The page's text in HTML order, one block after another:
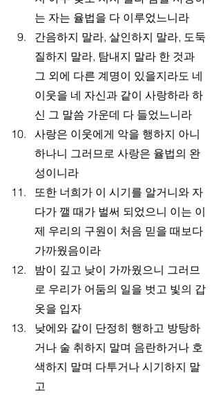
는 자는 율법을 다 이루었느니라
간음하지 말라, 살인하지 말라, 도둑
질하지 말라, 탐내지 말라 한 것과
그 외에 다른 계명이 있을지라도 네
이웃을 네 자신과 같이 사랑하라 하
신 그 말씀 가운데 다 들었느니라
사랑은 이웃에게 악을 행하지 아니
하나니 그러므로 사랑은 율법의 완
성이니라
또한 너희가 이 시기를 알거니와 자
다가 깰 때가 벌써 되었으니 이는 이
제 우리의 구원이 처음 믿을 때보다
가까웠음이라
밤이 깊고 낮이 가까웠으니 그러므
로 우리가 어둠의 일을 벗고 빛의 갑
옷을 입자
낮에와 같이 단정히 행하고 방탕하
거나 술 취하지 말며 음란하거나 호
색하지 말며 다투거나 시기하지 말
고